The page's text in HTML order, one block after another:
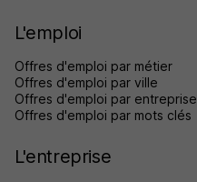
L'emploi
Offres d'emploi par métier
Offres d'emploi par ville
Offres d'emploi par entreprise
Offres d'emploi par mots clés
L'entreprise